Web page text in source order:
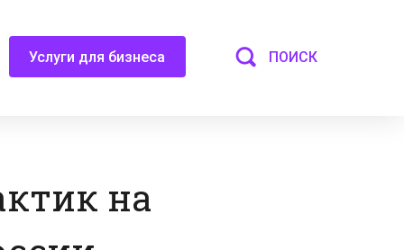
Услуги для бизнеса ПОИСК
на